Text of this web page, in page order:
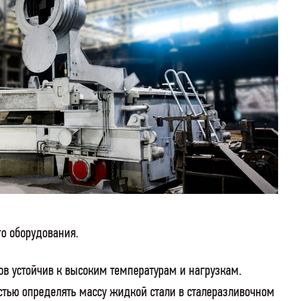
оборудования.
устойчив к высоким температурам и нагрузкам.
определять массу жидкой стали в сталеразливочном